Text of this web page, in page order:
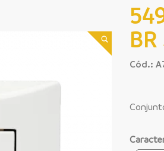
BR
Cód.: